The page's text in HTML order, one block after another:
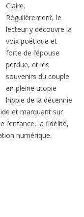
Claire.
Régulièrement, le
lecteur y découvre la
voix poétique et
forte de l’épouse
perdue, et les
souvenirs du couple
en pleine utopie
hippie de la décennie
et marquant sur
l’enfance, la fidélité,
numérique.